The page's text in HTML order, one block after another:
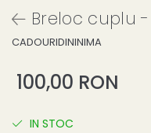
Breloc cuplu -
CADOURIDININIMA
100,00 RON
IN STOC